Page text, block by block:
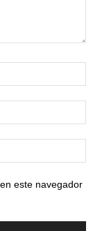
este navegador